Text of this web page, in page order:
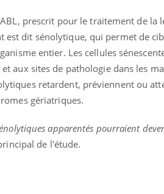
prescrit pour le traitement de la
est dit sénolytique, qui permet de
entier. Les cellules
aux sites de pathologie dans les
retardent, préviennent ou
gériatriques.
apparentés pourraient
de l'étude.
GLP-1
aussi les os
VIH :
tous
elle